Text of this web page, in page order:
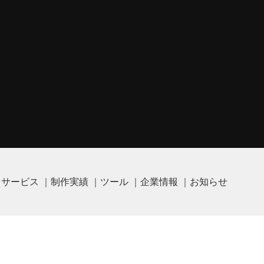
サービス 制作実績 ツール 企業情報 お知らせ